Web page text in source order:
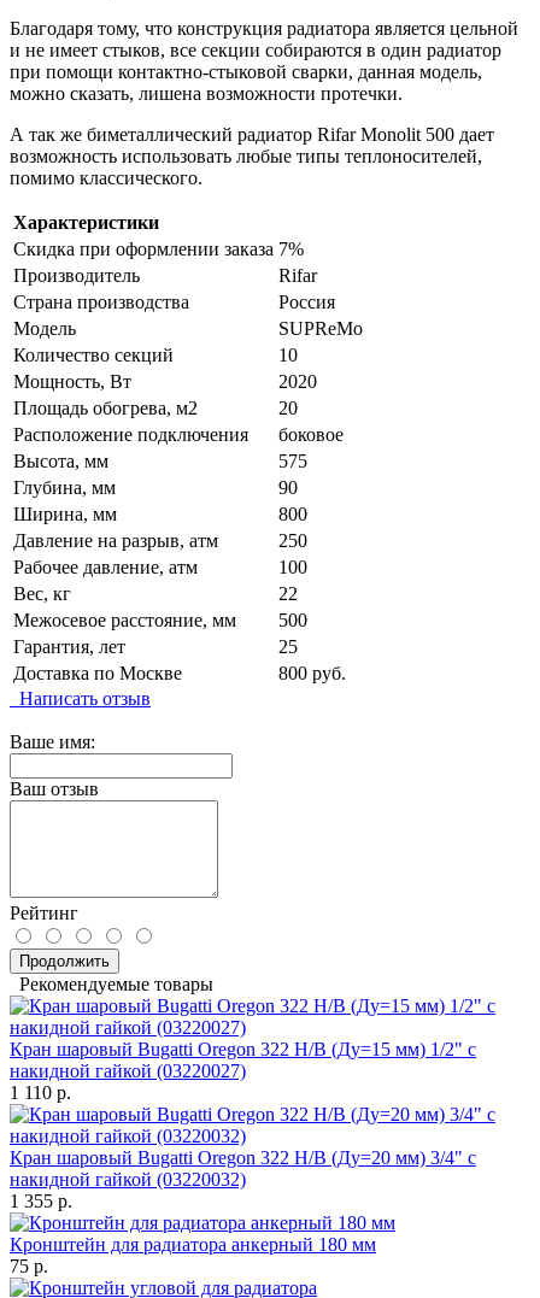
Благодаря тому, что конструкция радиатора является цельной
и не имеет стыков, все секции собираются в один радиатор
при помощи контактно-стыковой сварки, данная модель,
можно сказать, лишена возможности протечки.
А так же биметаллический радиатор Rifar Monolit 500 дает
возможность использовать любые типы теплоносителей,
помимо классического.
Характеристики
Скидка при оформлении заказа 7%
Производитель
Rifar
Страна производства
Россия
Модель
SUPReMo
Количество секций
10
Мощность, Вт
2020
Площадь обогрева, м2
20
Расположение подключения
боковое
Высота, мм
575
Глубина, мм
90
Ширина, мм
800
Давление на разрыв, атм
250
Рабочее давление, атм
100
Вес, кг
22
Межосевое расстояние, мм
500
Гарантия, лет
25
Доставка по Москве
800 руб.
Написать отзыв
Ваше имя:
Ваш отзыв
Рейтинг
Продолжить
Рекомендуемые товары
Кран шаровый Bugatti Oregon 322 Н/В (Ду=15 мм) 1/2" с
накидной гайкой (03220027)
1 110 р.
Кран шаровый Bugatti Oregon 322 Н/В (Ду=20 мм) 3/4" с
накидной гайкой (03220032)
1 355 р.
Кронштейн для радиатора анкерный 180 мм
75 р.